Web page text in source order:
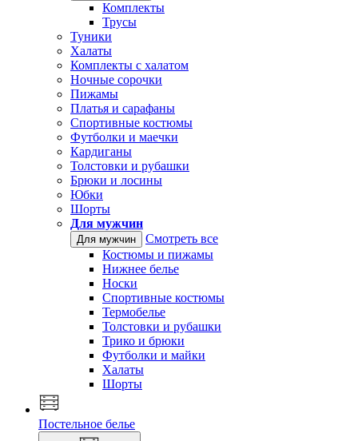
Комплекты
Трусы
Туники
Халаты
Комплекты с халатом
Ночные сорочки
Пижамы
Платья и сарафаны
Спортивные костюмы
Футболки и маечки
Кардиганы
Толстовки и рубашки
Брюки и лосины
Юбки
Шорты
Для мужчин
Для мужчин
Смотреть все
Костюмы и пижамы
Нижнее белье
Носки
Спортивные костюмы
Термобелье
Толстовки и рубашки
Трико и брюки
Футболки и майки
Халаты
Шорты
Постельное белье